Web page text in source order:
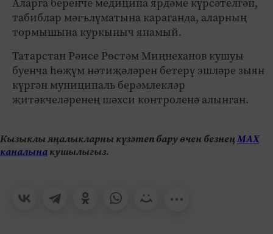
Аларга беренче медицина ярдәме күрсәтелгән,
табиблар мәгълүматына караганда, аларның
тормышына куркыныч янамый.
Татарстан Рәисе Рөстәм Миңнеханов кушуы
буенча һөҗүм нәтиҗәләрен бетерү эшләре зыян
күргән муниципаль берәмлекләр
җитәкчеләренең шәхси контроленә алынган.
Кызыклы яңалыкларны күзәтеп бару өчен безнеңМАХ
каналынакушылыгыз.